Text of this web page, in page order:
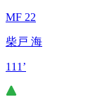
MF 22
柴戸 海
111’